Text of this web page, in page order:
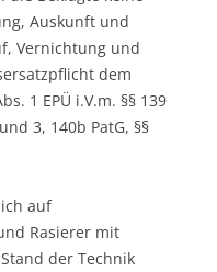
Auskunft und
Vernichtung und
dem
1 EPÜ i.V.m. §§ 139
3, 140b PatG, §§
auf
Rasierer mit
der Technik